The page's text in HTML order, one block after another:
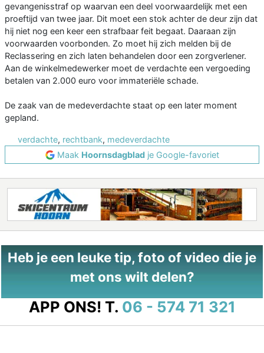
gevangenisstraf op waarvan een deel voorwaardelijk met een
proeftijd van twee jaar. Dit moet een stok achter de deur zijn dat
hij niet nog een keer een strafbaar feit begaat. Daaraan zijn
voorwaarden voorbonden. Zo moet hij zich melden bij de
Reclassering en zich laten behandelen door een zorgverlener.
Aan de winkelmedewerker moet de verdachte een vergoeding
betalen van 2.000 euro voor immateriële schade.
De zaak van de medeverdachte staat op een later moment
gepland.
verdachte, rechtbank, medeverdachte
Maak Hoornsdagbladje Google-favoriet
Heb je een leuke tip, foto of video die je
met ons wilt delen?
APP ONS! T. 06 - 574 71 321